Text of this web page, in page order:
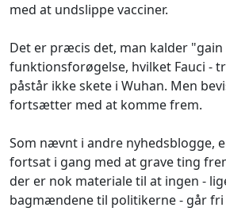
med at undslippe vacciner.
Det er præcis det, man kalder
funktionsforøgelse, hvilket Fauci -
påstår ikke skete i Wuhan. Men
fortsætter med at komme frem.
Som nævnt i andre nyhedsblogge,
fortsat i gang med at grave ting
der er nok materiale til at ingen -
bagmændene til politikerne - går fri